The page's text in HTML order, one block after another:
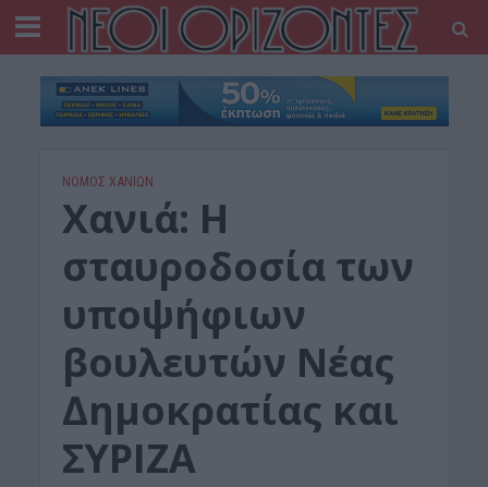
ΝΟΜΌΣ ΧΑΝΊΩΝ
Χανιά: Η
σταυροδοσία των
υποψήφιων
βουλευτών Νέας
Δημοκρατίας και
ΣΥΡΙΖΑ